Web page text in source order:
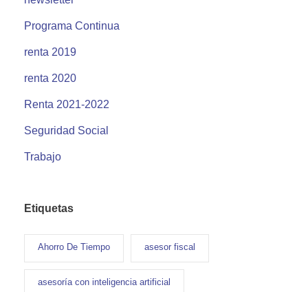
Programa Continua
renta 2019
renta 2020
Renta 2021-2022
Seguridad Social
Trabajo
Etiquetas
Ahorro De Tiempo asesor fiscal
asesoría con inteligencia artificial